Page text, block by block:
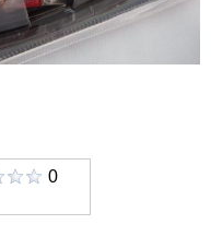
0